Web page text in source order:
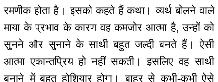
रमणीक होता है। इसको कहते हैं कथा। व्यर्थ बोलने वाले
माया के प्रभाव के कारण वह कमजोर आत्मा है, उन्हों को
सुनने और सुनाने के साथी बहुत जल्दी बनते हैं। ऐसी
आत्मा एकान्तप्रिय हो नहीं सकती। इसलिए वह साथी
बनाने में बहुत होशियार होगा। बाहर से कभी-कभी ऐसे